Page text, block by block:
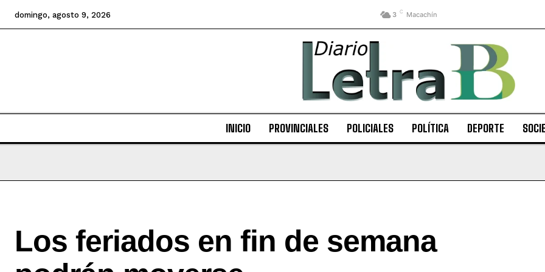
domingo, agosto 9, 2026 3 C Macachín
INICIO PROVINCIALES POLICIALES POLÍTICA DEPORTE
Los feriados en fin de semana